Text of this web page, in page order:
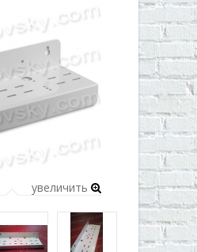
увеличить